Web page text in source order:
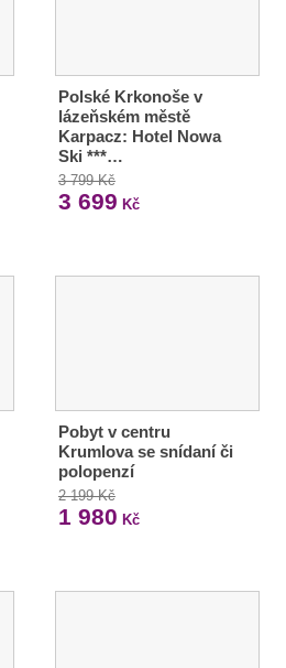
Polské Krkonoše v
lázeňském městě
Karpacz: Hotel Nowa
Ski ***…
3 799 Kč
3 699 Kč
Pobyt v centru
Krumlova se snídaní či
polopenzí
2 199 Kč
1 980 Kč